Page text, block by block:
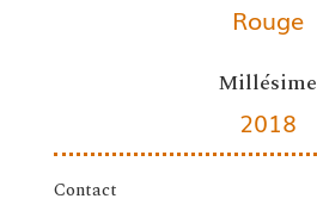
Rouge
Millésime
2018
Contact